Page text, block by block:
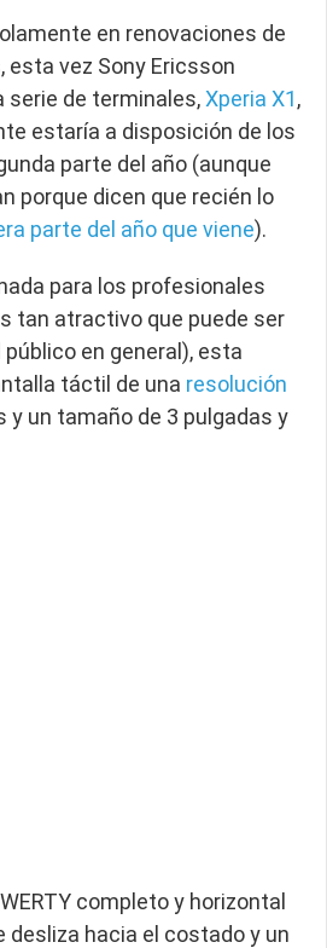
en renovaciones de
esta vez Sony Ericsson
serie de terminales,Xperia X1,
estaría a disposición de los
parte del año (aunque
porque dicen que recién lo
parte del año que viene).
para los profesionales
tan atractivo que puede ser
en general), esta
táctil de una resolución
y un tamaño de 3 pulgadas y
completo y horizontal
desliza hacia el costado y un